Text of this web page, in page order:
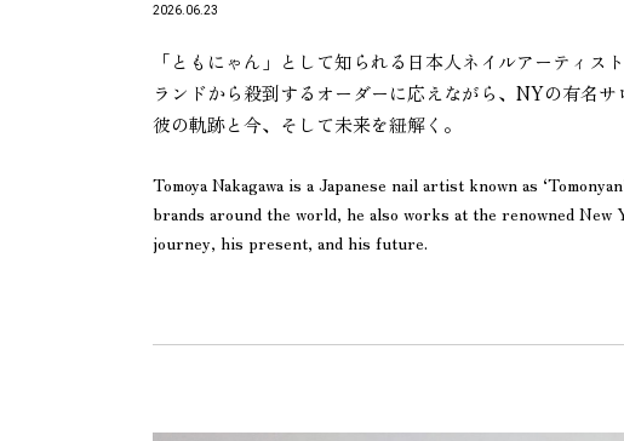
2026.06.23
「ともにゃん」として知られる日本人ネイルアーティ
ランドから殺到するオーダーに応えながら、NYの有名
彼の軌跡と今、そして未来を紐解く。
Tomoya Nakagawa is a Japanese nail artist known as
brands around the world, he also works at the renowned
journey, his present, and his future.